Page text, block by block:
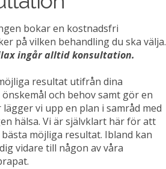
bokar en kostnadsfri
på vilken behandling du ska välja.
ingår alltid konsultation.
resultat utifrån dina
och behov samt gör en
vi upp en plan i samråd med
hälsa. Vi är självklart här för att
möjliga resultat. Ibland kan
vidare till någon av våra